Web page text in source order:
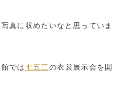
真に収めたいなと思っていま
では七五三の衣裳展示会を開